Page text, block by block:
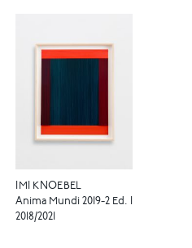
IMI KNOEBEL
Anima Mundi 2019-2 Ed. I
2018/2021